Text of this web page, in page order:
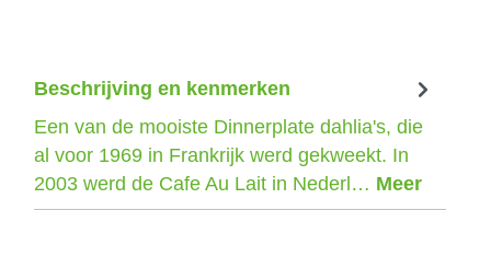
Beschrijving en kenmerken
Een van de mooiste Dinnerplate dahlia's, die
al voor 1969 in Frankrijk werd gekweekt. In
2003 werd de Cafe Au Lait in Nederl… Meer